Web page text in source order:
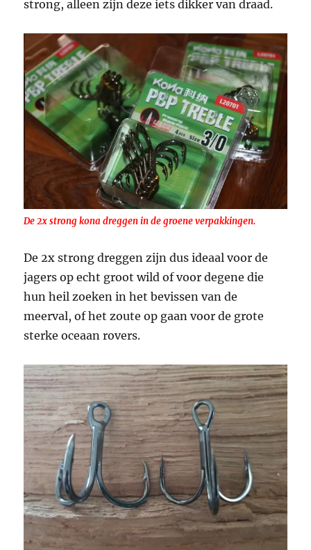
strong, alleen zijn deze iets dikker van draad.
De 2x strong kona dreggen in de groene verpakkingen.
De 2x strong dreggen zijn dus ideaal voor de
jagers op echt groot wild of voor degene die
hun heil zoeken in het bevissen van de
meerval, of het zoute op gaan voor de grote
sterke oceaan rovers.